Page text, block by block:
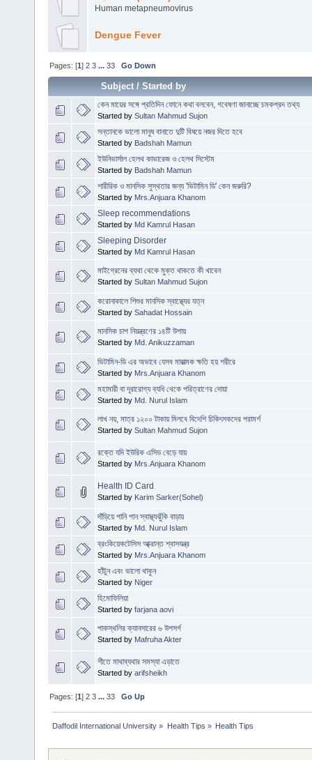
Human metapneumovirus
Dengue Fever
Pages: [1]2 3 ...33 Go Down
Subject/Started by
কেন মায়ের সঙ্গে প্রতিদিন ফোনে কথা বলবেন, গবেষণা জানাচ্ছে চমকপ্রদ তথ্য
Started by Sultan Mahmud Sujon
সন্তানকে ভালো মানুষ বানাতে দুটি বিষয়ে নজর দিতে হবে
Started by Badshah Mamun
ইউনিভার্সাল হেলথ কাভারেজ ও হেলথ সিস্টেম
Started by Badshah Mamun
শারীরিক ও মানসিক সুস্থতার জন্য 'ভিটামিন ডি' কেন জরুরি?
Started by Mrs.Anjuara Khanom
Sleep recommendations
Started by Md Kamrul Hasan
Sleeping Disorder
Started by Md Kamrul Hasan
মাইগ্রেনের ব্যথা থেকে মুক্ত থাকতে কী খাবেন
Started by Sultan Mahmud Sujon
করোনাকালে শিশুর মানসিক স্বাস্থ্যের যত্ন
Started by Sahadat Hossain
মানসিক চাপ নিয়ন্ত্রণের ১৪টি উপায়
Started by Md. Anikuzzaman
ভিটামিন-ডি এর অভাবে যেসব মারাত্মক ক্ষতি হয় শরীরে
Started by Mrs.Anjuara Khanom
মহামারী বা দূরারোগ্য ব্যধি থেকে পরিত্রাণের দোয়া
Started by Md. Nurul Islam
লাখ নয়, মাত্র ১২০০ টাকায় মিলবে বিদেশি চিকিৎসকদের পরামর্শ
Started by Sultan Mahmud Sujon
রক্তে যদি ইউরিক এসিড বেড়ে যায়
Started by Mrs.Anjuara Khanom
Health ID Card
Started by Karim Sarker(Sohel)
দাঁড়িয়ে পানি পান স্বাস্থ্যঝুঁকি বাড়ায়
Started by Md. Nurul Islam
ব্রংকিয়েকটেসিস আ্ক্রান্ত শ্বাসযন্ত্র
Started by Mrs.Anjuara Khanom
হাঁটুন এবং ভালো থাকুন
Started by Niger
হিমোফিলিয়া
Started by farjana aovi
পাকস্থলির ক্যানসারের ৬ উপসর্গ
Started by Mafruha Akter
শীতে মাথাব্যথার সমস্যা এড়াতে
Started by arifsheikh
Pages: [1]2 3 ...33 Go Up
Daffodil International University » Health Tips » Health Tips